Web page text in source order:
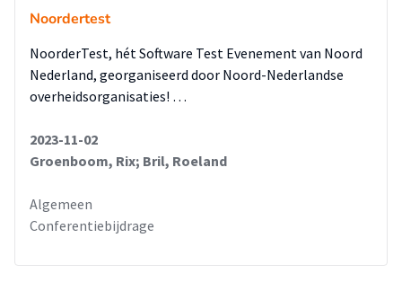
Noordertest
NoorderTest, hét Software Test Evenement van Noord
Nederland, georganiseerd door Noord-Nederlandse
overheidsorganisaties! …
2023-11-02
Groenboom, Rix; Bril, Roeland
Algemeen
Conferentiebijdrage